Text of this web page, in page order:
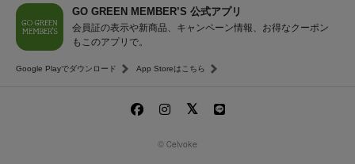
GO GREEN MEMBER’S 公式アプリ
会員証の表示や新商品、キャンペーン情報、お得なクーポン
もこのアプリで。
Google Playでダウンロード App Storeはこちら
© Celvoke